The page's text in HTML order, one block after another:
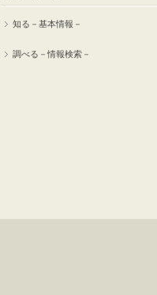
知る－基本情報－
調べる－情報検索－